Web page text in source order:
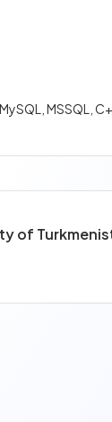
MSSQL,
of